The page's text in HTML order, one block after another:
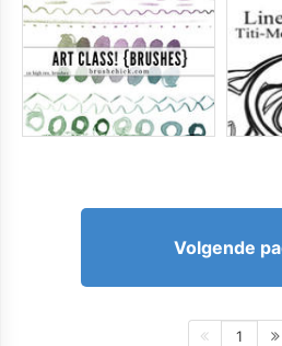
Volgende
1